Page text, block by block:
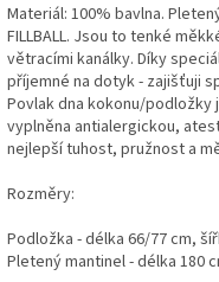
Materiál: 100% bavlna.
FILLBALL. Jsou to tenké
větracími kanálky. Díky
příjemné na dotyk - zajišťuji
Povlak dna kokonu/
vyplněna antialergickou,
nejlepší tuhost, pružnost a
Rozměry:
Podložka - délka 66/77 cm,
Pletený mantinel - délka 180